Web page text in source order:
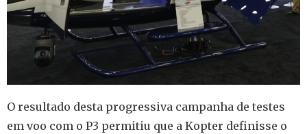
O resultado desta progressiva campanha de testes
em voo com o P3 permitiu que a Kopter definisse o